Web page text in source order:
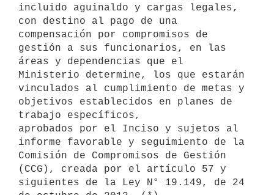
incluido aguinaldo y cargas legales,
con destino al pago de una
compensación por compromisos de
gestión a sus funcionarios, en las
áreas y dependencias que el
Ministerio determine, los que estarán
vinculados al cumplimiento de metas y
objetivos establecidos en planes de
trabajo específicos,
aprobados por el Inciso y sujetos al
informe favorable y seguimiento de la
Comisión de Compromisos de Gestión
(CCG), creada por el artículo 57 y
siguientes de la Ley N° 19.149, de 24